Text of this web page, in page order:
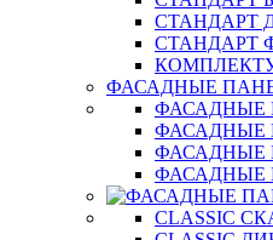
СТАНДАРТ
СТАНДАРТ
ФАСАДНЫЕ
ФАСАДНЫЕ
ФАСАДНЫЕ
ФАСАДНЫЕ
ФАСАДНЫЕ
CLASSIC